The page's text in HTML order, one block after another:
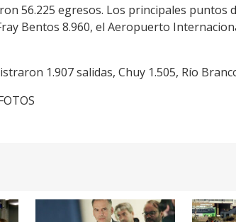
56.225 egresos. Los principales puntos
Bentos 8.960, el Aeropuerto
1.907 salidas, Chuy 1.505, Río